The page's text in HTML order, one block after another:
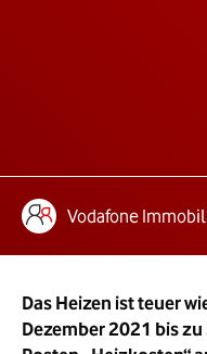
Lesezeit:
Autoren:Vodafone
Das Heizen ist teuer
Dezember 2021 bis